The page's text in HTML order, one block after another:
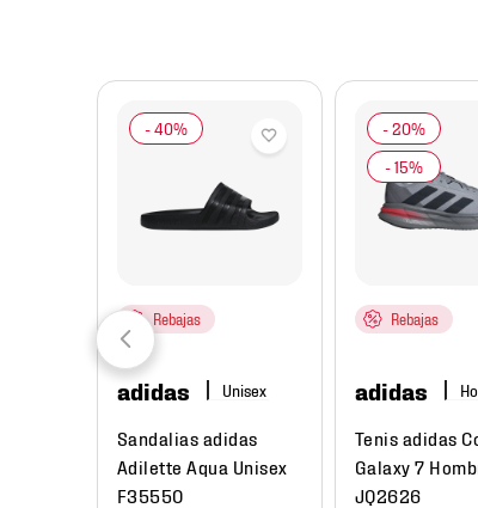
Rebajas
adidas
Sandalias adidas
Adilette Aqua Unisex
F35550
Rebajas
adidas
Tenis adidas
Galaxy 7
JQ2626
tenis nike